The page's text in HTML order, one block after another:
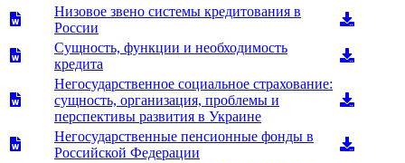
Низовое звено системы кредитования в
России
Сущность, функции и необходимость
кредита
Негосударственное социальное страхование:
сущность, организация, проблемы и
перспективы развития в Украине
Негосударственные пенсионные фонды в
Российской Федерации